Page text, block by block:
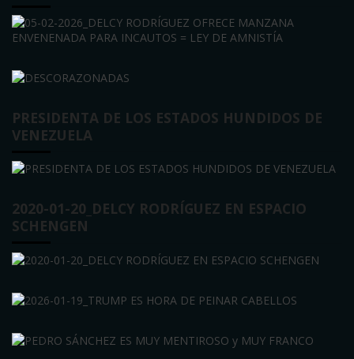
PRESIDENTA DE LOS ESTADOS HUNDIDOS DE
VENEZUELA
2020-01-20_DELCY RODRÍGUEZ EN ESPACIO
SCHENGEN